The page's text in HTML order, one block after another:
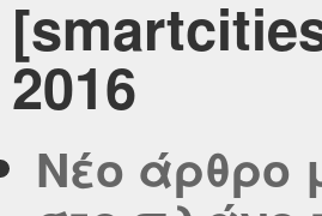
2016
Νέο άρθρο